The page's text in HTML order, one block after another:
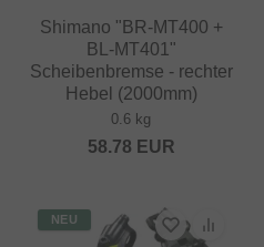
Shimano "BR-MT400 +
BL-MT401"
Scheibenbremse - rechter
Hebel (2000mm)
0.6 kg
58.78 EUR
NEU